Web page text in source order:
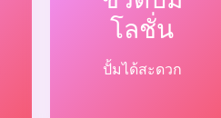
โลชั่น
ปั้มได้สะดวก